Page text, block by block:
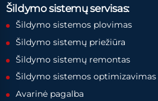
Šildymo sistemų servisas:
Šildymo sistemos plovimas
Šildymo sistemų priežiūra
Šildymo sistemų remontas
Šildymo sistemos optimizavimas
Avarinė pagalba